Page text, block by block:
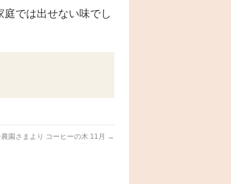
では出せない味でし
園さまより コーヒーの木 11月 →